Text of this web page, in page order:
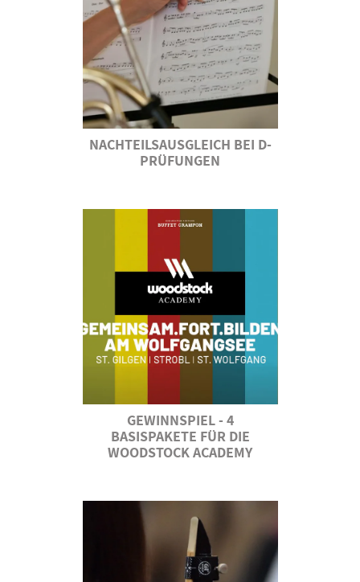
NACHTEILSAUSGLEICH BEI D-
PRÜFUNGEN
GEWINNSPIEL - 4
BASISPAKETE FÜR DIE
WOODSTOCK ACADEMY